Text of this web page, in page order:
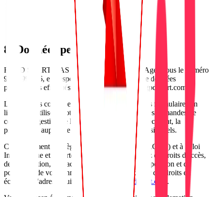
8. Données personnelles
RGPD START, SAS immatriculée au RCS d'Agen sous le numéro
941 699 076, est responsable des traitements de données
personnelles effectués via le site https://www.rgpd-start.com.
Les données collectées par l'intermédiaire de nos formulaires en
ligne sont utilisées notamment pour la gestion des demandes de
contact, la gestion de la relation client et, le cas échéant, la
prospection auprès de clients et prospects professionnels.
Conformément au Règlement (UE) 2016/679 (RGPD) et à la loi
Informatique et Libertés modifiée, vous disposez de droits d'accès,
de rectification, d'effacement, de limitation, d'opposition et de
portabilité de vos données. Vous pouvez exercer ces droits en
écrivant à l'adresse suivante :
contact@rgpd-start.com .